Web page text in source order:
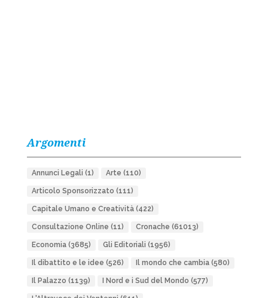
Argomenti
Annunci Legali (1) Arte (110)
Articolo Sponsorizzato (111)
Capitale Umano e Creatività(422)
Consultazione Online (11) Cronache (61013)
Economia(3685) Gli Editoriali (1956)
Il dibattito e le idee (526) Il mondo che cambia(580)
Il Palazzo (1139) I Nord e i Sud del Mondo (577)